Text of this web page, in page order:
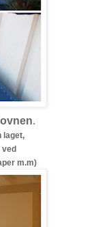
.
laget,
m.m)